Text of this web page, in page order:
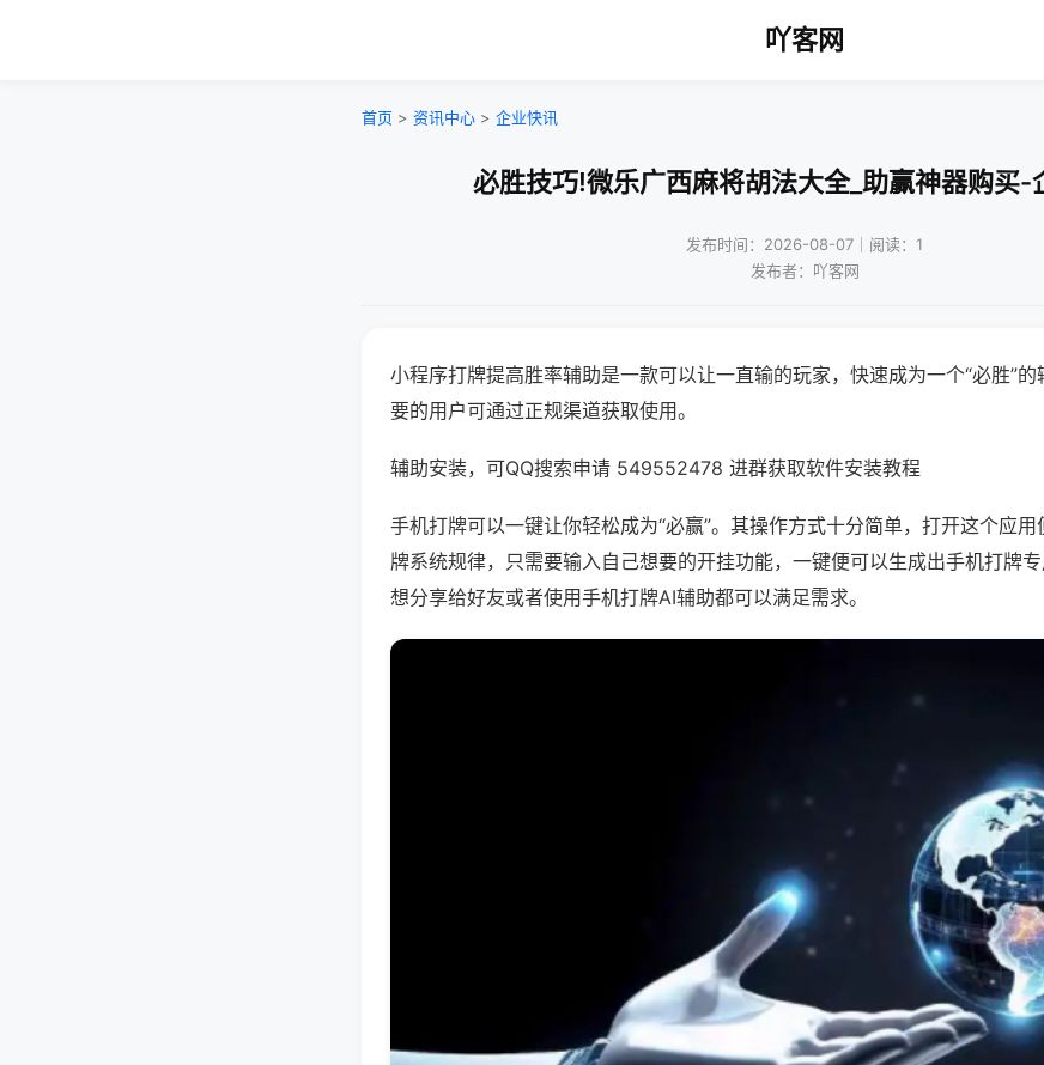
吖客网
首页 > 资讯中心 > 企业快讯
必胜技巧!微乐广西麻将胡法大全_助赢神器购买-
发布时间：2026-08-07｜阅读：1
发布者：吖客网
小程序打牌提高胜率辅助是一款可以让一直输的玩家，快速成为一个“必胜”
要的用户可通过正规渠道获取使用。
辅助安装，可QQ搜索申请 549552478 进群获取软件安装教程
手机打牌可以一键让你轻松成为“必赢”。其操作方式十分简单，打开这个应
牌系统规律，只需要输入自己想要的开挂功能，一键便可以生成出手机打牌
想分享给好友或者使用手机打牌AI辅助都可以满足需求。